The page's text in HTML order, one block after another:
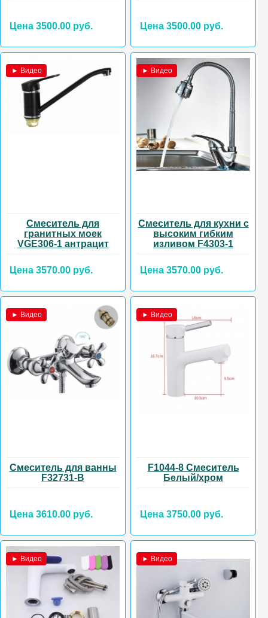
Цена 3500.00 руб. Цена 3500.00 руб.
► Видео
Смеситель для
гранитных моек
VGE306-1 антрацит
Цена 3570.00 руб.
► Видео
Смеситель для кухни с
высоким гибким
изливом F4303-1
Цена 3570.00 руб.
► Видео
Смеситель для ванны
F32731-B
Цена 3610.00 руб.
► Видео
F1044-8 Смеситель
Белый/хром
Цена 3750.00 руб.
► Видео ► Видео